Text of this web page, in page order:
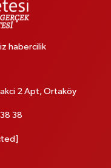
habercilik
2 Apt, Ortaköy
38